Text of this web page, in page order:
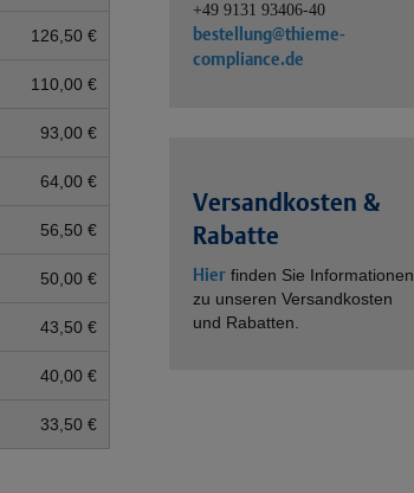
126,50 €
110,00 €
93,00 €
64,00 €
56,50 €
50,00 €
43,50 €
40,00 €
33,50 €
+49 9131 93406-40
bestellung@thieme-
compliance.de
Versandkosten &
Rabatte
Hier finden Sie Informationen
zu unseren Versandkosten
und Rabatten.